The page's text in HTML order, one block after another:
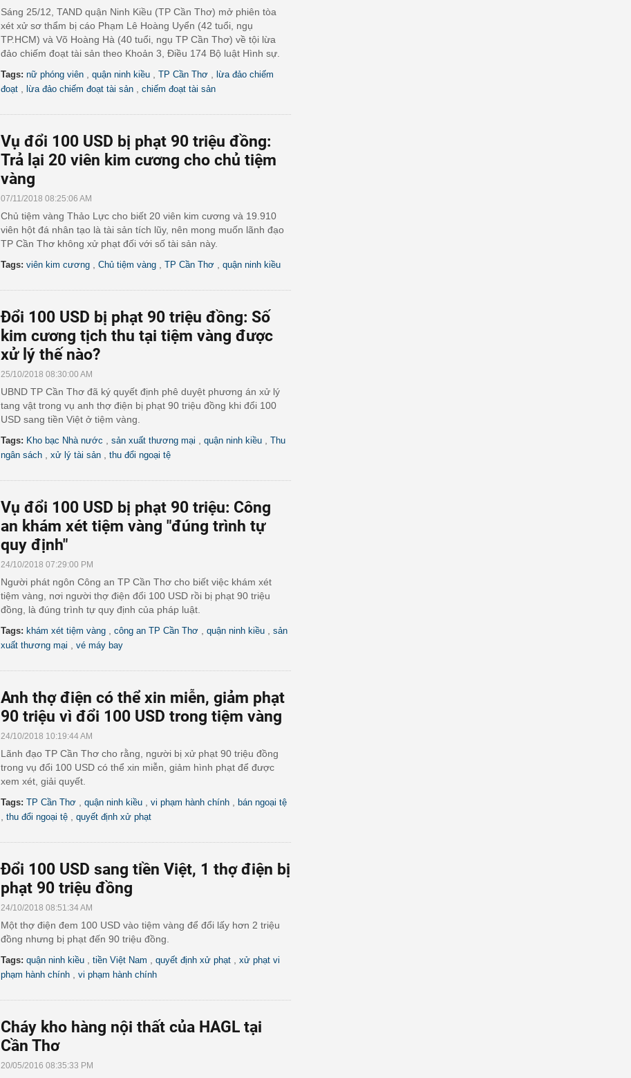
Sáng 25/12, TAND quận Ninh Kiều (TP Cần Thơ) mở phiên tòa
xét xử sơ thẩm bị cáo Phạm Lê Hoàng Uyển (42 tuổi, ngụ
TP.HCM) và Võ Hoàng Hà (40 tuổi, ngụ TP Cần Thơ) về tội lừa
đảo chiếm đoạt tài sản theo Khoản 3, Điều 174 Bộ luật Hình sự.
Tags: nữ phóng viên quận ninh kiều TP Cần Thơ
lừa đảo chiếm
đoạt
lừa đảo chiếm đoạt tài sản chiếm đoạt tài sản
Vụ đổi 100 USD bị phạt 90 triệu đồng:
Trả lại 20 viên kim cương cho chủ tiệm
vàng
07/11/2018 08:25:06 AM
Chủ tiệm vàng Thảo Lực cho biết 20 viên kim cương và 19.910
viên hột đá nhân tạo là tài sản tích lũy, nên mong muốn lãnh đạo
TP Cần Thơ không xử phạt đối với số tài sản này.
Tags: viên kim cương Chủ tiệm vàng TP Cần Thơ quận ninh kiều
Đổi 100 USD bị phạt 90 triệu đồng: Số
kim cương tịch thu tại tiệm vàng được
xử lý thế nào?
25/10/2018 08:30:00 AM
UBND TP Cần Thơ đã ký quyết định phê duyệt phương án xử lý
tang vật trong vụ anh thợ điện bị phạt 90 triệu đồng khi đổi 100
USD sang tiền Việt ở tiệm vàng.
Tags: Kho bạc Nhà nước sản xuất thương mại quận ninh kiều
Thu
ngân sách
xử lý tài sản thu đổi ngoại tệ
Vụ đổi 100 USD bị phạt 90 triệu: Công
an khám xét tiệm vàng "đúng trình tự
quy định"
24/10/2018 07:29:00 PM
Người phát ngôn Công an TP Cần Thơ cho biết việc khám xét
tiệm vàng, nơi người thợ điện đổi 100 USD rồi bị phạt 90 triệu
đồng, là đúng trình tự quy định của pháp luật.
Tags: khám xét tiệm vàng công an TP Cần Thơ quận ninh kiều
sản
xuất thương mại
vé máy bay
Anh thợ điện có thể xin miễn, giảm phạt
90 triệu vì đổi 100 USD trong tiệm vàng
24/10/2018 10:19:44 AM
Lãnh đạo TP Cần Thơ cho rằng, người bị xử phạt 90 triệu đồng
trong vụ đổi 100 USD có thể xin miễn, giảm hình phạt để được
xem xét, giải quyết.
Tags: TP Cần Thơ quận ninh kiều vi phạm hành chính bán ngoại tệ
thu đổi ngoại tệ quyết định xử phạt
Đổi 100 USD sang tiền Việt, 1 thợ điện bị
phạt 90 triệu đồng
24/10/2018 08:51:34 AM
Một thợ điện đem 100 USD vào tiệm vàng để đổi lấy hơn 2 triệu
đồng nhưng bị phạt đến 90 triệu đồng.
Tags: quận ninh kiều tiền Việt Nam quyết định xử phạt
xử phạt vi
phạm hành chính
vi phạm hành chính
Cháy kho hàng nội thất của HAGL tại
Cần Thơ
20/05/2016 08:35:33 PM